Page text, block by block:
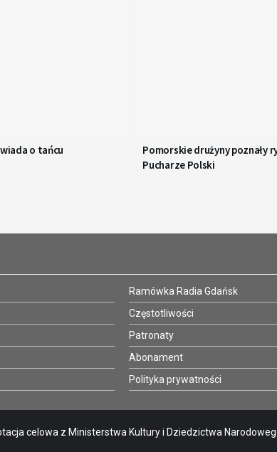
o tańcu
Pomorskie drużyny poznały
Pucharze Polski
Ramówka Radia Gdańsk
Częstotliwości
Patronaty
Abonament
Polityka prywatności
celowa z Ministerstwa Kultury i Dziedzictwa